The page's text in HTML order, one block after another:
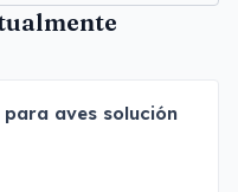
aves solución